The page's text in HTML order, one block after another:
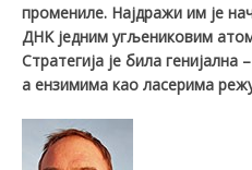
промениле. Најдражи им је
ДНK једним угљениковим
Стратегија је била
а ензимима као ласерима